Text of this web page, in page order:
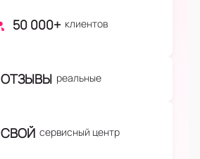
50 000+ клиентов
ОТЗЫВЫ реальные
СВОЙ сервисный центр